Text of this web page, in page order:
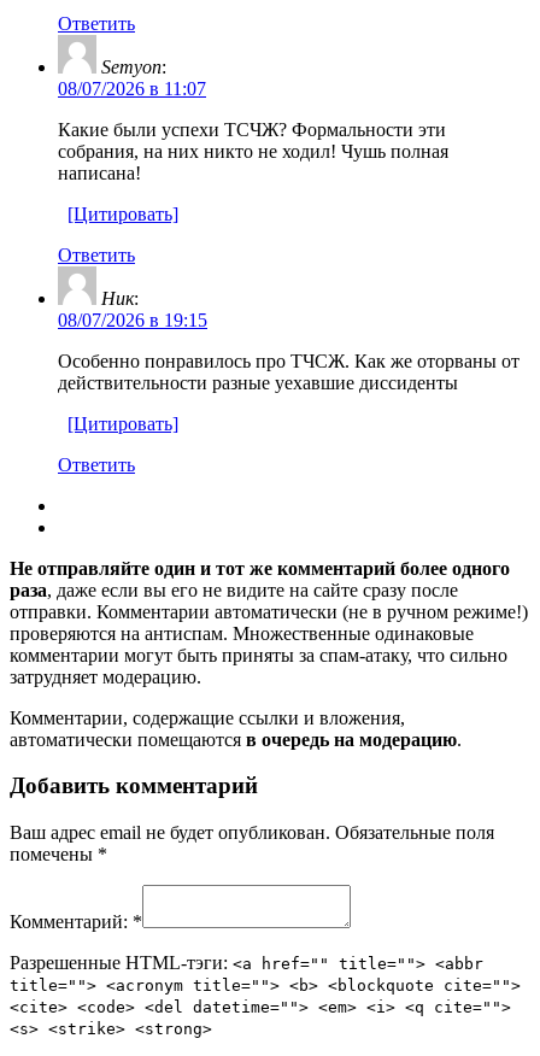
Ответить
Semyon:
08/07/2026 в 11:07
Какие были успехи ТСЧЖ? Формальности эти
собрания, на них никто не ходил! Чушь полная
написана!
[Цитировать]
Ответить
Ник:
08/07/2026 в 19:15
Особенно понравилось про ТЧСЖ. Как же оторваны от
действительности разные уехавшие диссиденты
[Цитировать]
Ответить
Не отправляйте один и тот же комментарий более одного
раза, даже если вы его не видите на сайте сразу после
отправки. Комментарии автоматически (не в ручном режиме!)
проверяются на антиспам. Множественные одинаковые
комментарии могут быть приняты за спам-атаку, что сильно
затрудняет модерацию.
Комментарии, содержащие ссылки и вложения,
автоматически помещаются в очередь на модерацию.
Добавить комментарий
Ваш адрес email не будет опубликован. Обязательные поля
помечены *
Комментарий: *
Разрешенные HTML-тэги: <a href="" title=""> <abbr
title=""> <acronym title=""> <b> <blockquote cite="">
<cite> <code> <del datetime=""> <em> <i> <q cite="">
<s> <strike> <strong>